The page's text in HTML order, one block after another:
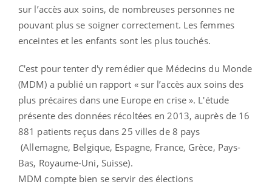
sur l’accès aux soins, de nombreuses personnes ne
pouvant plus se soigner correctement. Les femmes
enceintes et les enfants sont les plus touchés.
C'est pour tenter d'y remédier que Médecins du Monde
(MDM) a publié un rapport « sur l’accès aux soins des
plus précaires dans une Europe en crise ». L'étude
présente des données récoltées en 2013, auprès de 16
881 patients reçus dans 25 villes de 8 pays
(Allemagne, Belgique, Espagne, France, Grèce, Pays-
Bas, Royaume-Uni, Suisse).
MDM compte bien se servir des élections